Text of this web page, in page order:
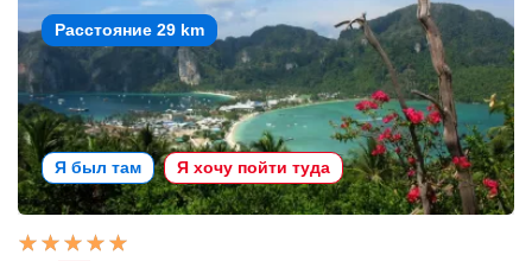
Расстояние 29 km
Я был там Я хочу пойти туда